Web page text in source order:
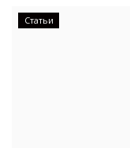
Статьи